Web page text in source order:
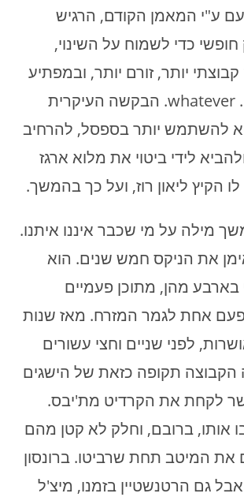
ע"י המאמן הקודם, הרגיש
כדי לשמוח על השינוי,
יותר, זורם יותר, ובמפתיע
גם יותר חופשי. whatever. הבקשה העיקרית
להשתמש יותר בספסל, להרחיב
לידי ביטוי את מלוא ארגז
הקיץ ליאון רוז, ועל כך בהמשך.
מילה על מי שכבר איננו איתנו.
את הניקס חמש שנים. הוא
בארבע מהן, מתוכן פעמיים
אחת לגמר המזרח. מאז שנות
לפני שניים וחצי עשורים
הקבוצה תקופה כזאת של הישגים
לקחת את הקרדיט מת'יבס.
אותו, ברובם, וחלק לא קטן מהם
את המיטב תחת שרביטו. ברונסון
גם הרטנשטיין בזמנו, מיצ'ל